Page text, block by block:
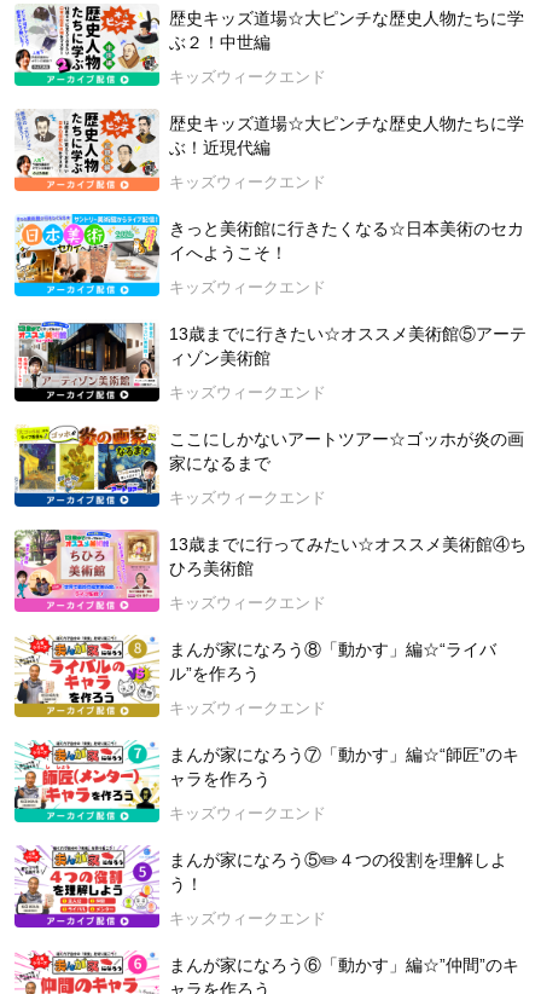
【「オンライン歴史・地理クラブ」とは？】在籍数100人以上
の、No.1オンライン習い事です。
世界中から歴史が好きな子どもが集まって、のぶた先生や歴史
友だちと楽しく学びます。入会まで数ヶ月お待ちいただくこと
もある大人気のクラブです。
◆公式サイト： https://onestep-mugi.com
◆のぶた先生の電子書籍が出版されました！『実録⁉思考力をき
たえる日本史: ものがたり編』
https://amzn.to/3sgeDpy
開催日：2023年10月7日（土）
ーーーーーーーーーーーーーーーー
キッズウィークエンドとは？
こどもにぴったりの「学び・体験」を、スマホで簡単に検索
し、予約できるサービスです。
こどもの未来は無限大！
未来につながる体験を今すぐ見つけよう！
▶HP :https://www.kidsweekend.jp/portal
ております！
ぜひ、ご登録ください！
▶︎Line：https://lin.ee/jaKJyat
▶︎Facebook：https://www.facebook.com/kidsweekendInc
▶Twitter：https://twitter.com/kidsweekend_jp
▶Instagram：https://www.instagram.com/kidsweekend
#キッズウィークエンド #kidsweekend #社会科見学
歴史キッズ道場☆大ピンチな歴史人物たちに学
ぶ２！中世編
キッズウィークエンド
歴史キッズ道場☆大ピンチな歴史人物たちに学
ぶ！近現代編
キッズウィークエンド
きっと美術館に行きたくなる☆日本美術のセカ
イへようこそ！
キッズウィークエンド
13歳までに行きたい☆オススメ美術館⑤アーテ
ィゾン美術館
キッズウィークエンド
ここにしかないアートツアー☆ゴッホが炎の画
家になるまで
キッズウィークエンド
13歳までに行ってみたい☆オススメ美術館④ち
ひろ美術館
キッズウィークエンド
まんが家になろう⑧「動かす」編☆“ライバ
ル”を作ろう
キッズウィークエンド
まんが家になろう⑦「動かす」編☆“師匠”のキ
ャラを作ろう
キッズウィークエンド
まんが家になろう⑤✏️４つの役割を理解しよ
う！
キッズウィークエンド
まんが家になろう⑥「動かす」編☆”仲間”のキ